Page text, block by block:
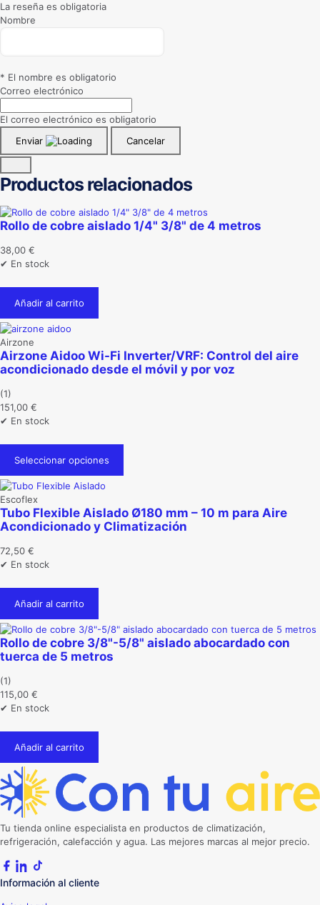
La reseña es obligatoria
Nombre
* El nombre es obligatorio
Correo electrónico
El correo electrónico es obligatorio
Enviar
Cancelar
Productos relacionados
Rollo de cobre aislado 1/4" 3/8" de 4 metros
38,00 €
✔ En stock
Añadir al carrito
Airzone
Airzone Aidoo Wi-Fi Inverter/VRF: Control del aire
acondicionado desde el móvil y por voz
(1)
151,00 €
✔ En stock
Seleccionar opciones
Las
opciones
producto
Escoflex
Tubo Flexible Aislado Ø180 mm – 10 m para Aire
Acondicionado y Climatización
72,50 €
✔ En stock
Añadir al carrito
Rollo de cobre 3/8"-5/8" aislado abocardado con
tuerca de 5 metros
(1)
115,00 €
✔ En stock
Añadir al carrito
Tu tienda online especialista en productos de climatización,
refrigeración, calefacción y agua. Las mejores marcas al mejor precio.
Información al cliente